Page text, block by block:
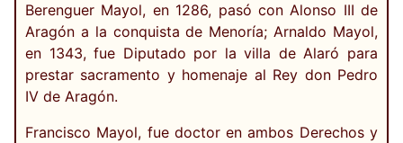
Berenguer Mayol, en 1286, pasó con Alonso III de
Aragón a la conquista de Menoría; Arnaldo Mayol,
en 1343, fue Diputado por la villa de Alaró para
prestar sacramento y homenaje al Rey don Pedro
IV de Aragón.
Francisco Mayol, fue doctor en ambos Derechos y